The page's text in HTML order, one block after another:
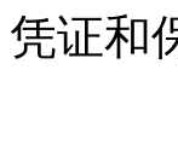
凭证和